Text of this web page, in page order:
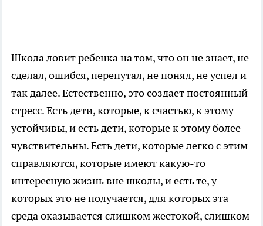
Школа ловит ребенка на том, что он не знает, не
сделал, ошибся, перепутал, не понял, не успел и
так далее. Естественно, это создает постоянный
стресс. Есть дети, которые, к счастью, к этому
устойчивы, и есть дети, которые к этому более
чувствительны. Есть дети, которые легко с этим
справляются, которые имеют какую-то
интересную жизнь вне школы, и есть те, у
которых это не получается, для которых эта
среда оказывается слишком жестокой, слишком